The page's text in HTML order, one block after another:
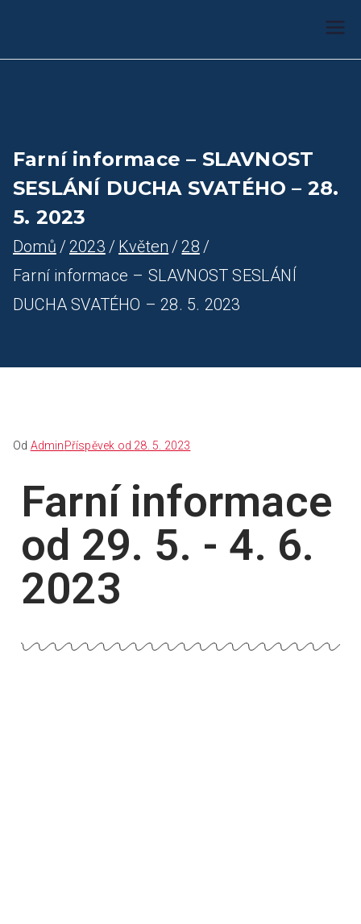
Farnost Žlutice
Farní informace – SLAVNOST
SESLÁNÍ DUCHA SVATÉHO – 28.
5. 2023
Domů 2023 Květen
28
Farní informace – SLAVNOST SESLÁNÍ
DUCHA SVATÉHO – 28. 5. 2023
Od AdminPříspěvek od 28. 5. 2023
Farní informace
od 29. 5. - 4. 6.
2023